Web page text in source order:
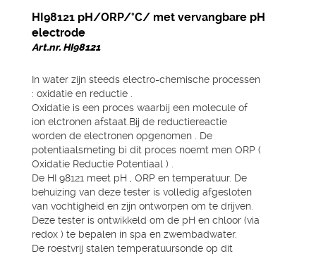
HI98121 pH/ORP/°C/ met vervangbare pH
electrode
Art.nr. HI98121
In water zijn steeds electro-chemische processen
: oxidatie en reductie .
Oxidatie is een proces waarbij een molecule of
ion elctronen afstaat.Bij de reductiereactie
worden de electronen opgenomen . De
potentiaalsmeting bi dit proces noemt men ORP (
Oxidatie Reductie Potentiaal ) .
De HI 98121 meet pH , ORP en temperatuur. De
behuizing van deze tester is volledig afgesloten
van vochtigheid en zijn ontworpen om te drijven.
Deze tester is ontwikkeld om de pH en chloor (via
redox ) te bepalen in spa en zwembadwater.
De roestvrij stalen temperatuursonde op dit